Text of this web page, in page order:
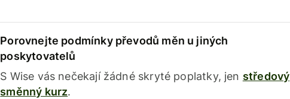
Porovnejte podmínky převodů měn u jiných
poskytovatelů
S Wise vás nečekají žádné skryté poplatky, jen středový
směnný kurz.